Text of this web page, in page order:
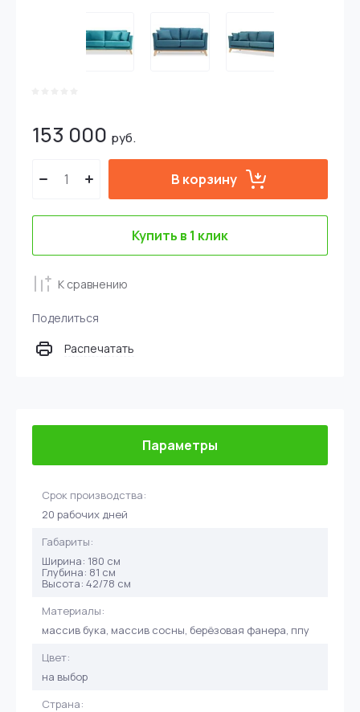
153 000 руб.
В корзину
Купить в 1 клик
К сравнению
Поделиться
Распечатать
Параметры
Срок производства:
20 рабочих дней
Габариты:
Ширина: 180 см
Глубина: 81 см
Высота: 42/78 см
Материалы:
массив бука, массив сосны, берёзовая фанера, ппу
Цвет:
на выбор
Страна: